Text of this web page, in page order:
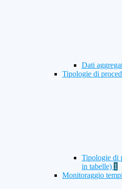
Dati
Tipologie di
Tipologie di
in tabelle) 1
Monitoraggio